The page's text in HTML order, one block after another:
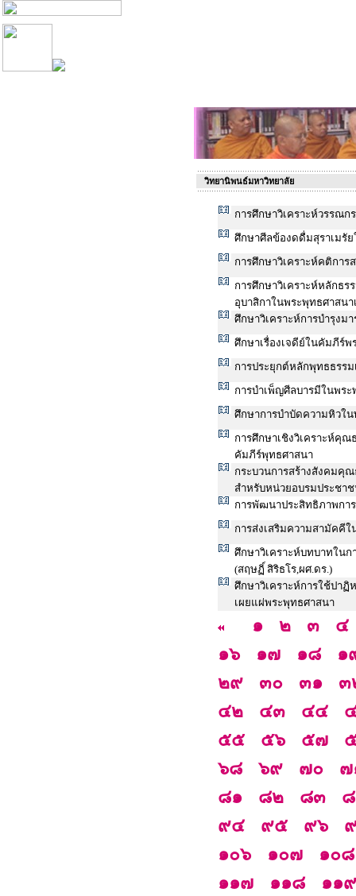
วิทยานิพนธ์มหาวิทยาลัย
การศึกษาวิเคราะห์วรรณ
ศึกษาศีลข้องดดื่มสุราเมรั
การศึกษาวิเคราะห์คติการ
การศึกษาวิเคราะห์หลักธ
อุบาสิกาในพระพุทธศาสนา
ศึกษาวิเคราะห์การบำรุงม
ศึกษาเรื่องเจดีย์ในคัมภีร์พ
การประยุกต์หลักพุทธธรร
การบำเพ็ญศีลบารมีในพร
ศึกษาการบำบัดความหิวใ
การศึกษาเชิงวิเคราะห์คุ
คัมภีร์พุทธศาสนา
กระบวนการสร้างสังคมคุ
สำหรับหน่วยอบรมประชา
การพัฒนาประสิทธิภาพกา
การส่งเสริมความสามัคคี
ศึกษาวิเคราะห์บทบาทใน
(สฤษฏิ์ สิริธโร,ผศ.ดร.)
ศึกษาวิเคราะห์การใช้ปาฏิ
เผยแผ่พระพุทธศาสนา
๑ ๒ ๓
๔
๑๖
๑๗ ๑๘
๑
๒๙
๓๐ ๓๑
๓
๔๒
๔๓ ๔๔
๕๕
๕๖ ๕๗
๖๘
๖๙ ๗๐
๗
๘๑
๘๒ ๘๓
๙๔
๙๕ ๙๖
๑๐๖
๑๐๗
๑๐๘
๑๑๗
๑๑๘
๑๑๙